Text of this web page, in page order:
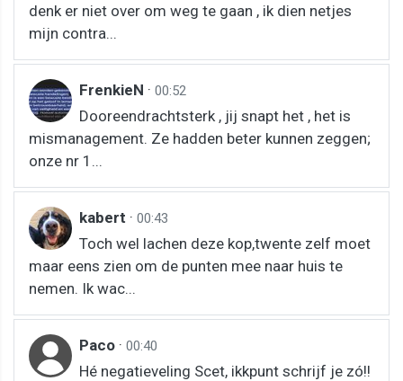
denk er niet over om weg te gaan , ik dien netjes
mijn contra...
FrenkieN · 00:52
Dooreendrachtsterk , jij snapt het , het is
mismanagement. Ze hadden beter kunnen zeggen;
onze nr 1...
kabert · 00:43
Toch wel lachen deze kop,twente zelf moet
maar eens zien om de punten mee naar huis te
nemen. Ik wac...
Paco · 00:40
Hé negatieveling Scet, ikkpunt schrijf je zó!!